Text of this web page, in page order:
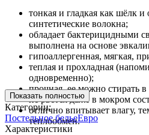
тонкая и гладкая как шёлк и
синтетические волокна;
обладает бактерицидными
выполнена на основе
гипоаллергенная, мягкая,
теплая и прохладная
одновременно);
прочная, ее можно стирать
не рвется даже в мокром
отлично впитывает влагу,
теплообмен.
Показать полностью
Категории:
Постельное бельеЕвро
Характеристики